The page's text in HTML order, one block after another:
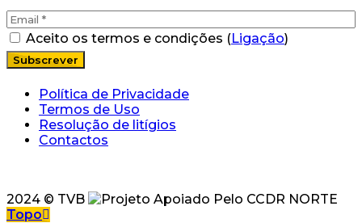
Aceito os termos e condições (Ligação)
Política de Privacidade
Termos de Uso
Resolução de litígios
Contactos
2024 © TVB
Topo